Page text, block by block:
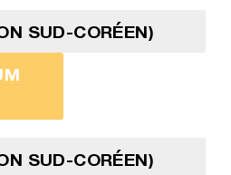
SUD-CORÉEN)
SUD-CORÉEN)